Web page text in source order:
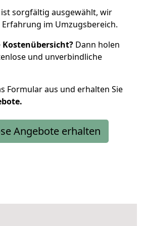
ist sorgfältig ausgewählt, wir
Erfahrung im Umzugsbereich.
Kostenübersicht? Dann holen
und unverbindliche
Formular aus und erhalten Sie
Angebote erhalten